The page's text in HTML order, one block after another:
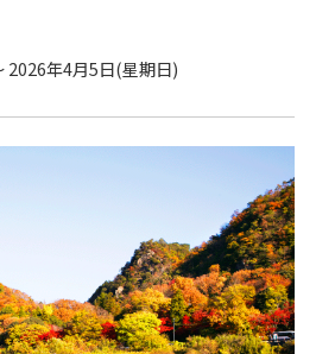
2026年4月5日(星期日)